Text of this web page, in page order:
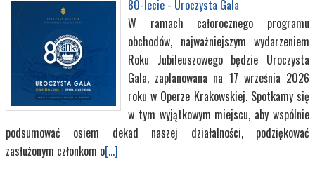
80-lecie - Uroczysta Gala
W ramach całorocznego programu
obchodów, najważniejszym wydarzeniem
Roku Jubileuszowego będzie Uroczysta
Gala, zaplanowana na 17 września 2026
roku w Operze Krakowskiej. Spotkamy się
w tym wyjątkowym miejscu, aby wspólnie
podsumować osiem dekad naszej działalności, podziękować
zasłużonym członkom o[...]